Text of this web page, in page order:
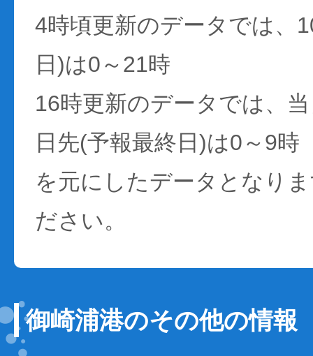
4時頃更新のデータでは、
日)は0～21時
16時更新のデータでは、
日先(予報最終日)は0～9時
を元にしたデータとなり
ださい。
御崎浦港のその他の情報